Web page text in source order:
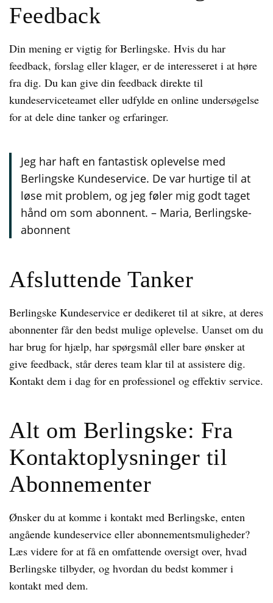
Feedback
Din mening er vigtig for Berlingske. Hvis du har
feedback, forslag eller klager, er de interesseret i at høre
fra dig. Du kan give din feedback direkte til
kundeserviceteamet eller udfylde en online undersøgelse
for at dele dine tanker og erfaringer.
Jeg har haft en fantastisk oplevelse med
Berlingske Kundeservice. De var hurtige til at
løse mit problem, og jeg føler mig godt taget
hånd om som abonnent. – Maria, Berlingske-
abonnent
Afsluttende Tanker
Berlingske Kundeservice er dedikeret til at sikre, at deres
abonnenter får den bedst mulige oplevelse. Uanset om du
har brug for hjælp, har spørgsmål eller bare ønsker at
give feedback, står deres team klar til at assistere dig.
Kontakt dem i dag for en professionel og effektiv service.
Alt om Berlingske: Fra
Kontaktoplysninger til
Abonnementer
Ønsker du at komme i kontakt med Berlingske, enten
angående kundeservice eller abonnementsmuligheder?
Læs videre for at få en omfattende oversigt over, hvad
Berlingske tilbyder, og hvordan du bedst kommer i
kontakt med dem.